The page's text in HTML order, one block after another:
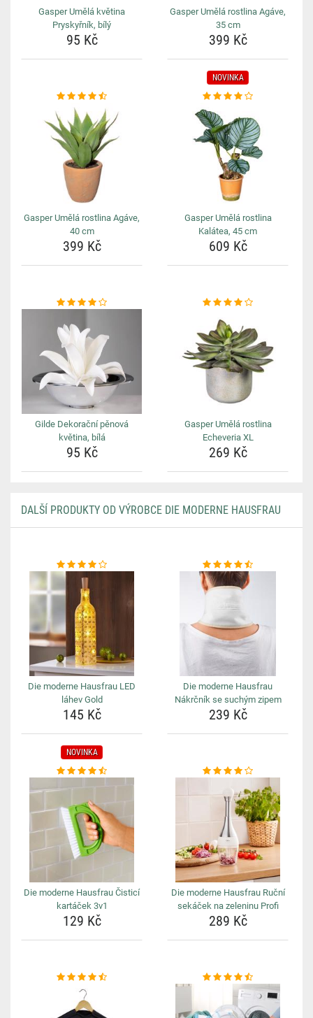
Gasper Umělá květina
Pryskyřník, bílý
95 Kč
Gasper Umělá rostlina Agáve,
35 cm
399 Kč
Gasper Umělá rostlina Agáve,
40 cm
399 Kč
NOVINKA
Gasper Umělá rostlina
Kalátea, 45 cm
609 Kč
Gilde Dekorační pěnová
květina, bílá
95 Kč
Gasper Umělá rostlina
Echeveria XL
269 Kč
DALŠÍ PRODUKTY OD VÝROBCE DIE MODERNE HAUSFRAU
Die moderne Hausfrau LED
láhev Gold
145 Kč
Die moderne Hausfrau
Nákrčník se suchým zipem
239 Kč
NOVINKA
Die moderne Hausfrau Čisticí
kartáček 3v1
129 Kč
Die moderne Hausfrau Ruční
sekáček na zeleninu Profi
289 Kč